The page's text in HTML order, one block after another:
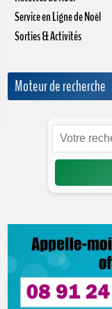
Service en Ligne de Noël
Sorties & Activités
Moteur de recherche